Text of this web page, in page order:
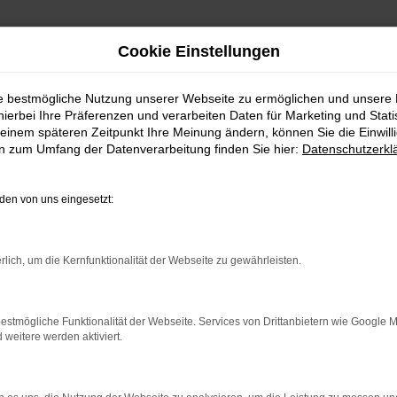
EINE
Sie alles richtig und sitzen im perfekten Fahrzeug für diese
von Kamenz eingerichtet, andererseits ist der Škoda Kamiq
Schiefelbein. Wir bieten Ihnen den Škoda Kamiq sowohl
oder einen Jahreswagen.
NETWORK ERROR
Cookie Einstellungen
bestmögliche Nutzung unserer Webseite zu ermöglichen und unsere
Ihre Präferenzen und verarbeiten Daten für Marketing und
späteren Zeitpunkt Ihre Meinung ändern, können Sie die
zum Umfang der Datenverarbeitung finden Sie hier:
von uns eingesetzt:
um die Kernfunktionalität der Webseite zu gewährleisten.
Funktionalität der Webseite. Services von Drittanbietern wie Google
weitere werden aktiviert.